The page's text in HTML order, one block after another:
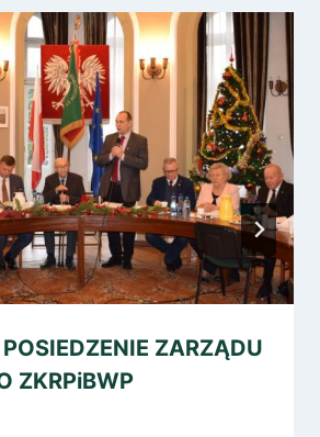
ZARZĄDU
ZKRPiBWP